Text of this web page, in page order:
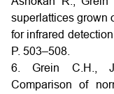
superlattices grown
for infrared
P. 503–508.
6. Grein C.H.,
Comparison of